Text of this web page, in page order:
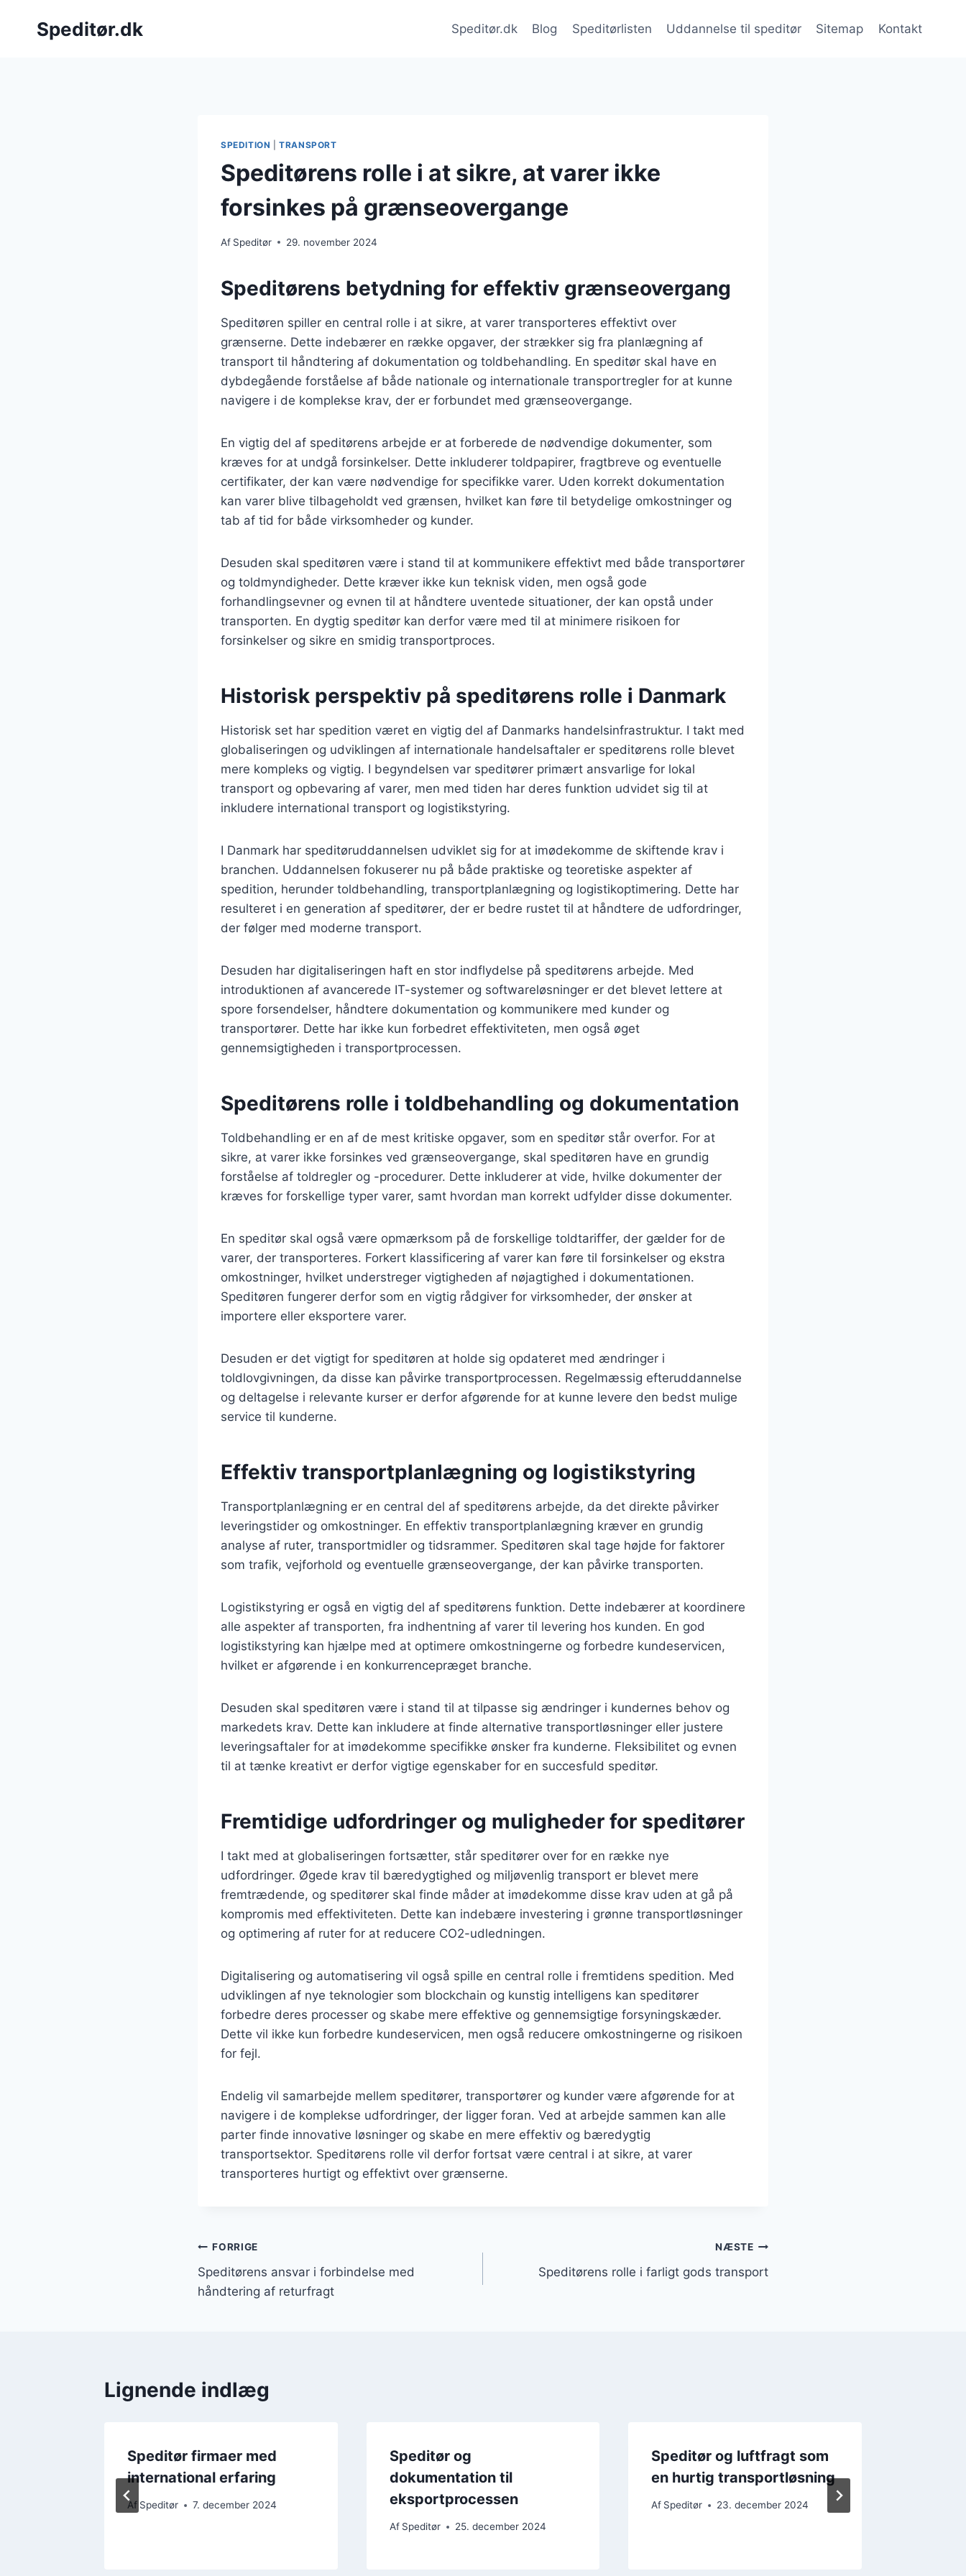
Speditør.dk Speditør.dk Blog Speditørlisten Uddannelse til speditør Sitemap Kontakt
SPEDITION |TRANSPORT
Speditørens rolle i at sikre, at varer ikke
forsinkes på grænseovergange
Af Speditør 29. november 2024
Speditørens betydning for effektiv grænseovergang
Speditøren spiller en central rolle i at sikre, at varer transporteres effektivt over
grænserne. Dette indebærer en række opgaver, der strækker sig fra planlægning af
transport til håndtering af dokumentation og toldbehandling. En speditør skal have en
dybdegående forståelse af både nationale og internationale transportregler for at kunne
navigere i de komplekse krav, der er forbundet med grænseovergange.
En vigtig del af speditørens arbejde er at forberede de nødvendige dokumenter, som
kræves for at undgå forsinkelser. Dette inkluderer toldpapirer, fragtbreve og eventuelle
certifikater, der kan være nødvendige for specifikke varer. Uden korrekt dokumentation
kan varer blive tilbageholdt ved grænsen, hvilket kan føre til betydelige omkostninger og
tab af tid for både virksomheder og kunder.
Desuden skal speditøren være i stand til at kommunikere effektivt med både transportører
og toldmyndigheder. Dette kræver ikke kun teknisk viden, men også gode
forhandlingsevner og evnen til at håndtere uventede situationer, der kan opstå under
transporten. En dygtig speditør kan derfor være med til at minimere risikoen for
forsinkelser og sikre en smidig transportproces.
Historisk perspektiv på speditørens rolle i Danmark
Historisk set har spedition været en vigtig del af Danmarks handelsinfrastruktur. I takt med
globaliseringen og udviklingen af internationale handelsaftaler er speditørens rolle blevet
mere kompleks og vigtig. I begyndelsen var speditører primært ansvarlige for lokal
transport og opbevaring af varer, men med tiden har deres funktion udvidet sig til at
inkludere international transport og logistikstyring.
I Danmark har speditøruddannelsen udviklet sig for at imødekomme de skiftende krav i
branchen. Uddannelsen fokuserer nu på både praktiske og teoretiske aspekter af
spedition, herunder toldbehandling, transportplanlægning og logistikoptimering. Dette har
resulteret i en generation af speditører, der er bedre rustet til at håndtere de udfordringer,
der følger med moderne transport.
Desuden har digitaliseringen haft en stor indflydelse på speditørens arbejde. Med
introduktionen af avancerede IT-systemer og softwareløsninger er det blevet lettere at
spore forsendelser, håndtere dokumentation og kommunikere med kunder og
transportører. Dette har ikke kun forbedret effektiviteten, men også øget
gennemsigtigheden i transportprocessen.
Speditørens rolle i toldbehandling og dokumentation
Toldbehandling er en af de mest kritiske opgaver, som en speditør står overfor. For at
sikre, at varer ikke forsinkes ved grænseovergange, skal speditøren have en grundig
forståelse af toldregler og -procedurer. Dette inkluderer at vide, hvilke dokumenter der
kræves for forskellige typer varer, samt hvordan man korrekt udfylder disse dokumenter.
En speditør skal også være opmærksom på de forskellige toldtariffer, der gælder for de
varer, der transporteres. Forkert klassificering af varer kan føre til forsinkelser og ekstra
omkostninger, hvilket understreger vigtigheden af nøjagtighed i dokumentationen.
Speditøren fungerer derfor som en vigtig rådgiver for virksomheder, der ønsker at
importere eller eksportere varer.
Desuden er det vigtigt for speditøren at holde sig opdateret med ændringer i
toldlovgivningen, da disse kan påvirke transportprocessen. Regelmæssig efteruddannelse
og deltagelse i relevante kurser er derfor afgørende for at kunne levere den bedst mulige
service til kunderne.
Effektiv transportplanlægning og logistikstyring
Transportplanlægning er en central del af speditørens arbejde, da det direkte påvirker
leveringstider og omkostninger. En effektiv transportplanlægning kræver en grundig
analyse af ruter, transportmidler og tidsrammer. Speditøren skal tage højde for faktorer
som trafik, vejforhold og eventuelle grænseovergange, der kan påvirke transporten.
Logistikstyring er også en vigtig del af speditørens funktion. Dette indebærer at koordinere
alle aspekter af transporten, fra indhentning af varer til levering hos kunden. En god
logistikstyring kan hjælpe med at optimere omkostningerne og forbedre kundeservicen,
hvilket er afgørende i en konkurrencepræget branche.
Desuden skal speditøren være i stand til at tilpasse sig ændringer i kundernes behov og
markedets krav. Dette kan inkludere at finde alternative transportløsninger eller justere
leveringsaftaler for at imødekomme specifikke ønsker fra kunderne. Fleksibilitet og evnen
til at tænke kreativt er derfor vigtige egenskaber for en succesfuld speditør.
Fremtidige udfordringer og muligheder for speditører
I takt med at globaliseringen fortsætter, står speditører over for en række nye
udfordringer. Øgede krav til bæredygtighed og miljøvenlig transport er blevet mere
fremtrædende, og speditører skal finde måder at imødekomme disse krav uden at gå på
kompromis med effektiviteten. Dette kan indebære investering i grønne transportløsninger
og optimering af ruter for at reducere CO2-udledningen.
Digitalisering og automatisering vil også spille en central rolle i fremtidens spedition. Med
udviklingen af nye teknologier som blockchain og kunstig intelligens kan speditører
forbedre deres processer og skabe mere effektive og gennemsigtige forsyningskæder.
Dette vil ikke kun forbedre kundeservicen, men også reducere omkostningerne og risikoen
for fejl.
Endelig vil samarbejde mellem speditører, transportører og kunder være afgørende for at
navigere i de komplekse udfordringer, der ligger foran. Ved at arbejde sammen kan alle
parter finde innovative løsninger og skabe en mere effektiv og bæredygtig
transportsektor. Speditørens rolle vil derfor fortsat være central i at sikre, at varer
transporteres hurtigt og effektivt over grænserne.
Indlægsnavigation
FORRIGE
Speditørens ansvar i forbindelse med
håndtering af returfragt
NÆSTE
Speditørens rolle i farligt gods transport
Lignende indlæg
Speditør firmaer med
international erfaring
Af Speditør 7. december 2024
Speditør og
dokumentation til
eksportprocessen
Af Speditør 25. december 2024
Speditør og luftfragt som
en hurtig transportløsning
Af Speditør 23. december 2024